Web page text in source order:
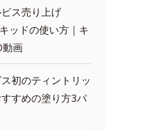
ス売り上げ
ッドの使い方｜キ
動画
初のティントリッ
すめの塗り方3パ